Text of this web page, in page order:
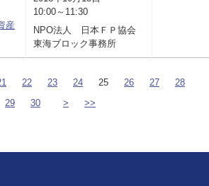
産
10:00～11:30
NPO法人 日本ＦＰ協会
東海ブロック事務所
22 23 24 25 26 27
28
29
30 > >>